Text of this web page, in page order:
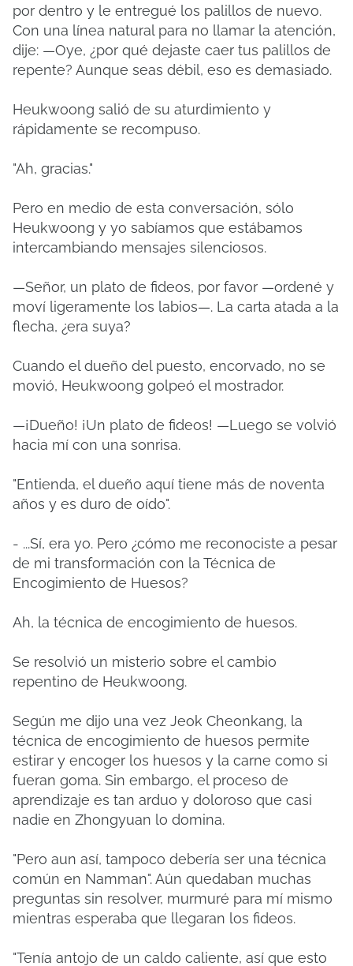
por dentro y le entregué los palillos de nuevo.
Con una línea natural para no llamar la atención,
dije: —Oye, ¿por qué dejaste caer tus palillos de
repente? Aunque seas débil, eso es demasiado.
Heukwoong salió de su aturdimiento y
rápidamente se recompuso.
"Ah, gracias."
Pero en medio de esta conversación, sólo
Heukwoong y yo sabíamos que estábamos
intercambiando mensajes silenciosos.
—Señor, un plato de fideos, por favor —ordené y
moví ligeramente los labios—. La carta atada a la
flecha, ¿era suya?
Cuando el dueño del puesto, encorvado, no se
movió, Heukwoong golpeó el mostrador.
—¡Dueño! ¡Un plato de fideos! —Luego se volvió
hacia mí con una sonrisa.
"Entienda, el dueño aquí tiene más de noventa
años y es duro de oído".
- ...Sí, era yo. Pero ¿cómo me reconociste a pesar
de mi transformación con la Técnica de
Encogimiento de Huesos?
Ah, la técnica de encogimiento de huesos.
Se resolvió un misterio sobre el cambio
repentino de Heukwoong.
Según me dijo una vez Jeok Cheonkang, la
técnica de encogimiento de huesos permite
estirar y encoger los huesos y la carne como si
fueran goma. Sin embargo, el proceso de
aprendizaje es tan arduo y doloroso que casi
nadie en Zhongyuan lo domina.
"Pero aun así, tampoco debería ser una técnica
común en Namman". Aún quedaban muchas
preguntas sin resolver, murmuré para mí mismo
mientras esperaba que llegaran los fideos.
"Tenía antojo de un caldo caliente, así que esto